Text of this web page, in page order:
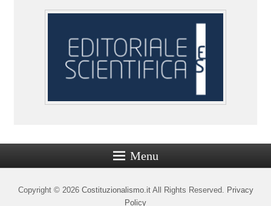
Menu
Copyright © 2026 Costituzionalismo.itAll Rights Reserved. Privacy
Policy